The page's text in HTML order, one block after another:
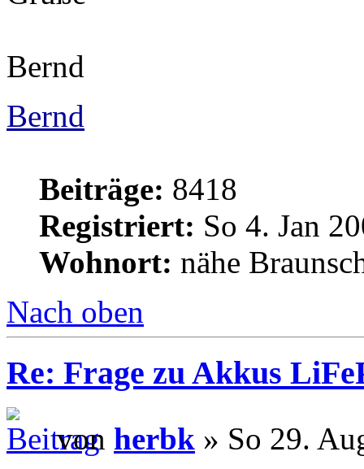
Bernd
Bernd
Beiträge: 8418
Registriert: So 4. Jan
Wohnort: nähe
Nach oben
Re: Frage zu Akkus
von herbk » So 29.